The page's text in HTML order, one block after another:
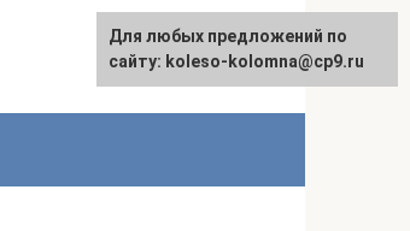
Для любых предложений по
сайту: koleso-kolomna@cp9.ru